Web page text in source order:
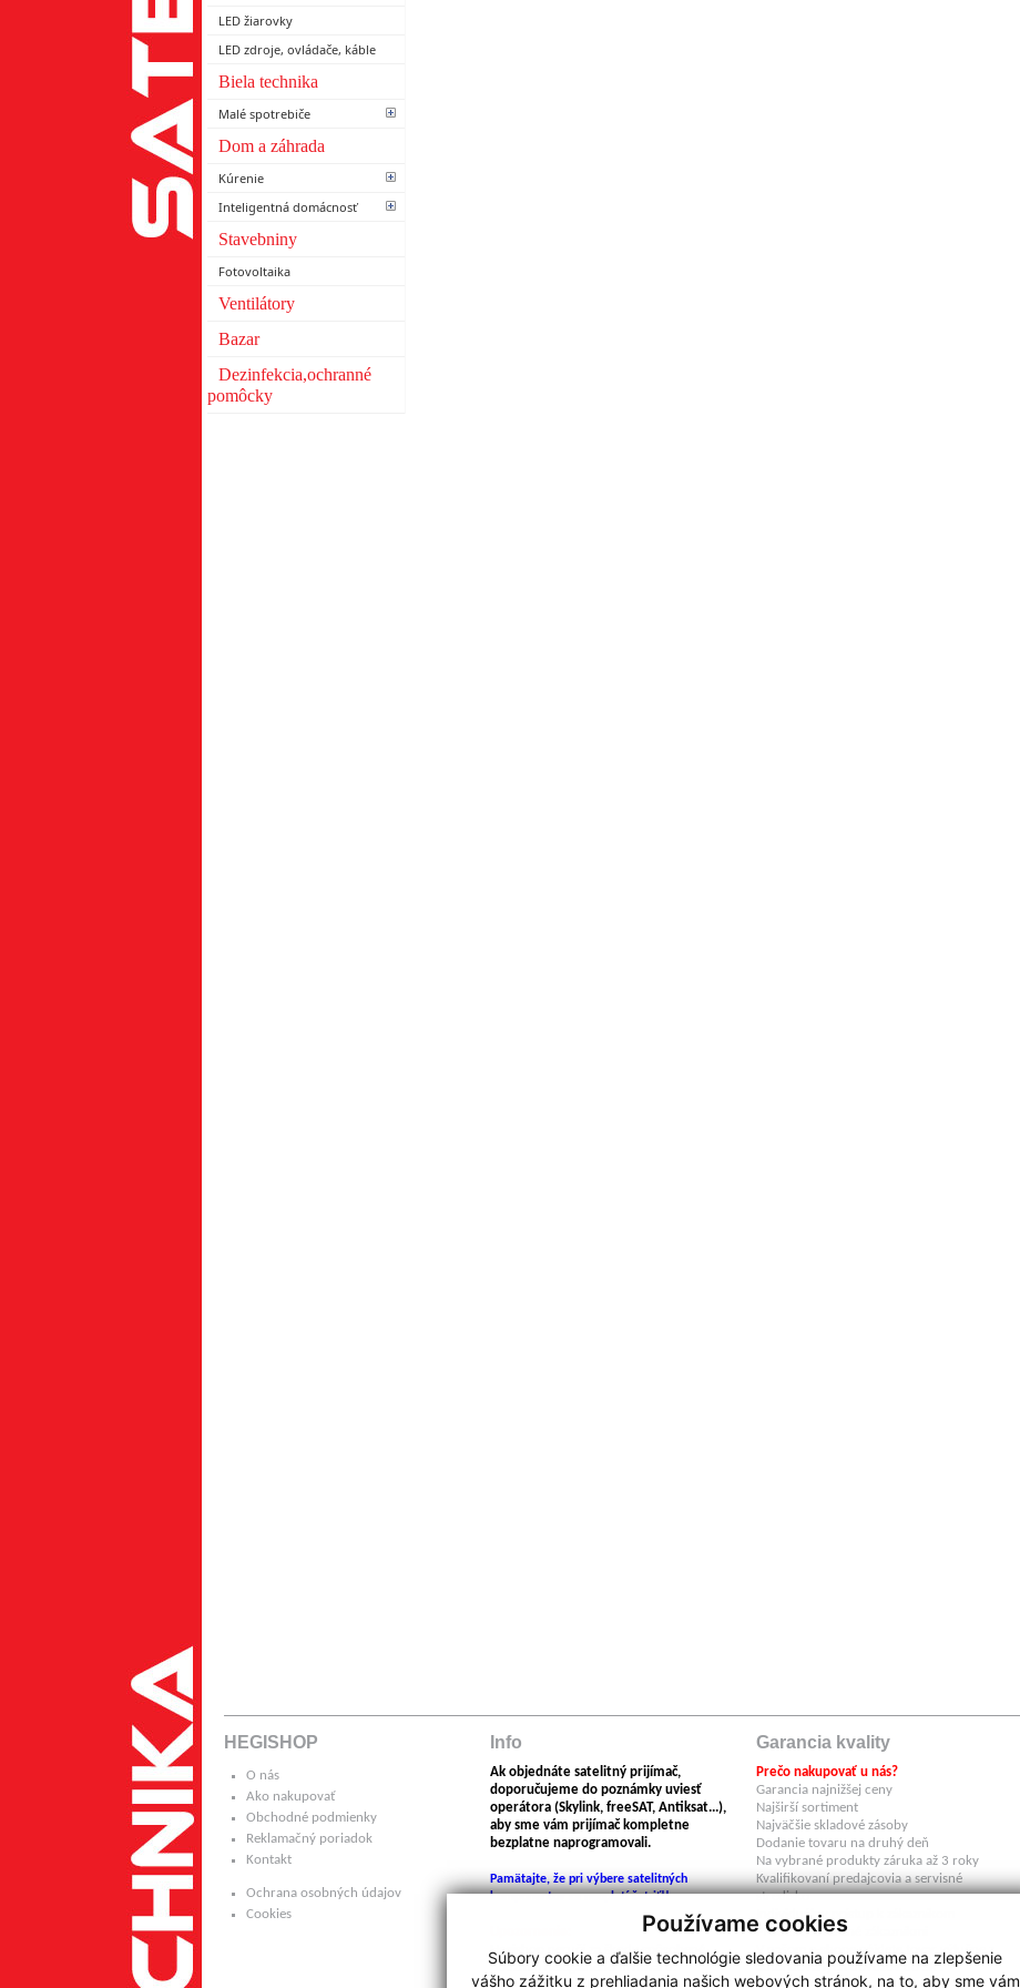
Používame cookies
Súbory cookie a ďalšie technológie sledovania používame na zlepšenie
vášho zážitku z prehliadania našich webových stránok, na to, aby sme vám
LED žiarovky
LED zdroje, ovládače, káble
Biela technika
Malé spotrebiče
Dom a záhrada
Kúrenie
Inteligentná domácnosť
Stavebniny
Fotovoltaika
Ventilátory
Bazar
Dezinfekcia,ochranné
pomôcky
HEGISHOP
O nás
Ako nakupovať
Obchodné podmienky
Reklamačný poriadok
Kontakt
Ochrana osobných údajov
Cookies
Info
Ak objednáte satelitný prijímač,
doporučujeme do poznámky uviesť
operátora (Skylink, freeSAT, Antiksat...),
aby sme vám prijímač kompletne
bezplatne naprogramovali.
Pamätajte, že pri výbere satelitných
komponentov sa neoplatí šetriť!!
Hegishop neručí za škody spôsobené
použitím nelegálneho firmwaru.
Garancia kvality
Prečo nakupovať u nás?
Garancia najnižšej ceny
Najširší sortiment
Najväčšie skladové zásoby
Dodanie tovaru na druhý deň
Na vybrané produkty záruka až 3 roky
Kvalifikovaní predajcovia a servisné
stredisko
Individuálny prístup k zákazníkom
Produkty overené zákazníkmi
V našom e-shope nájdete tovar výlučne z
autorizovaných dovozov do SR .